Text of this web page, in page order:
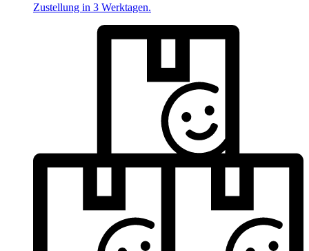
Zustellung in 3 Werktagen.